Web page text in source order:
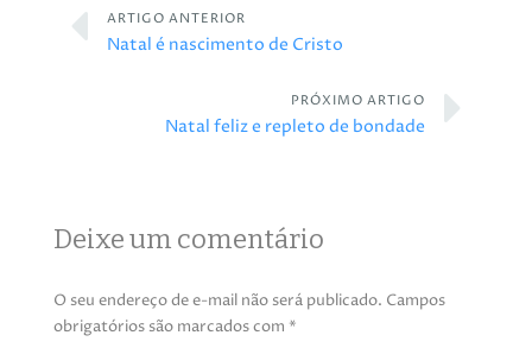
ARTIGO ANTERIOR
Natal é nascimento de Cristo
PRÓXIMO ARTIGO
Natal feliz e repleto de bondade
Deixe um comentário
O seu endereço de e-mail não será publicado. Campos
obrigatórios são marcados com *